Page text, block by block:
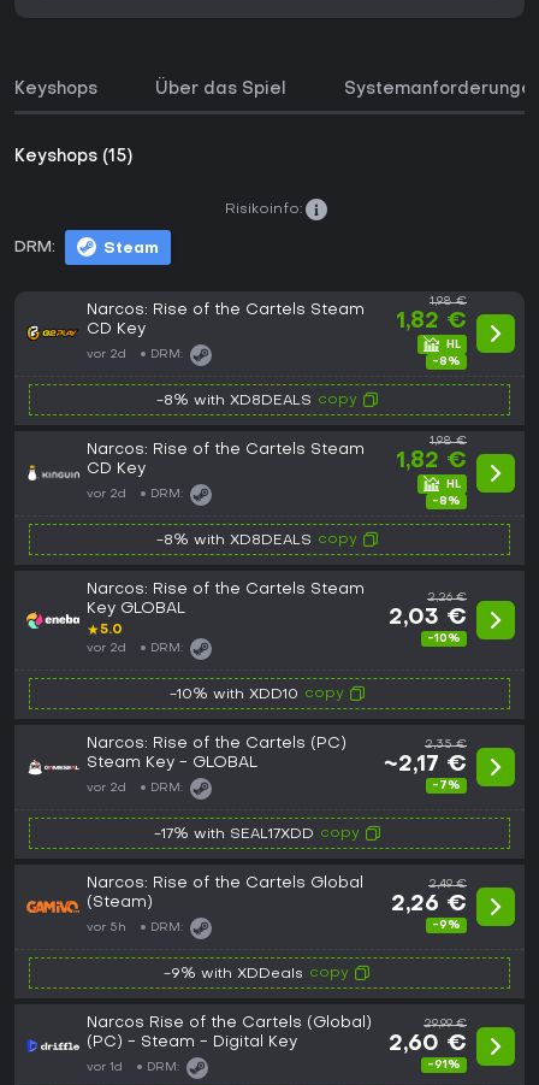
Keyshops Über das Spiel
Keyshops (15)
DRM: Steam
Risikoinfo:
Narcos: Rise of the Cartels Steam
CD Key
vor 2d DRM:
1,98 €
1,82 €
-8%
-8% with XD8DEALS copy
Narcos: Rise of the Cartels Steam
CD Key
vor 2d DRM:
1,98 €
1,82 €
-8%
-8% with XD8DEALS copy
Narcos: Rise of the Cartels Steam
Key GLOBAL
★5.0
vor 2d DRM:
2,26 €
2,03 €
-10%
-10% with XDD10 copy
Narcos: Rise of the Cartels (PC)
Steam Key - GLOBAL
vor 2d DRM:
2,35 €
~2,17 €
-7%
-17% with SEAL17XDD copy
Narcos: Rise of the Cartels Global
(Steam)
vor 5h DRM:
2,49 €
2,26 €
-9%
-9% with XDDeals copy
Narcos Rise of the Cartels (Global)
(PC) - Steam - Digital Key
vor 1d DRM:
29,99 €
2,60 €
-91%